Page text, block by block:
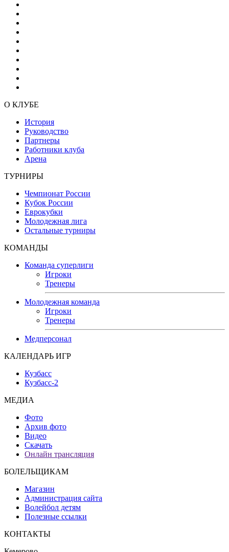
О КЛУБЕ
История
Руководство
Партнеры
Работники клуба
Арена
ТУРНИРЫ
Чемпионат России
Кубок России
Еврокубки
Молодежная лига
Остальные турниры
КОМАНДЫ
Команда суперлиги
Игроки
Тренеры
Молодежная команда
Игроки
Тренеры
Медперсонал
КАЛЕНДАРЬ ИГР
Кузбасс
Кузбасс-2
МЕДИА
Фото
Архив фото
Видео
Скачать
Онлайн трансляция
БОЛЕЛЬЩИКАМ
Магазин
Администрация сайта
Волейбол детям
Полезные ссылки
КОНТАКТЫ